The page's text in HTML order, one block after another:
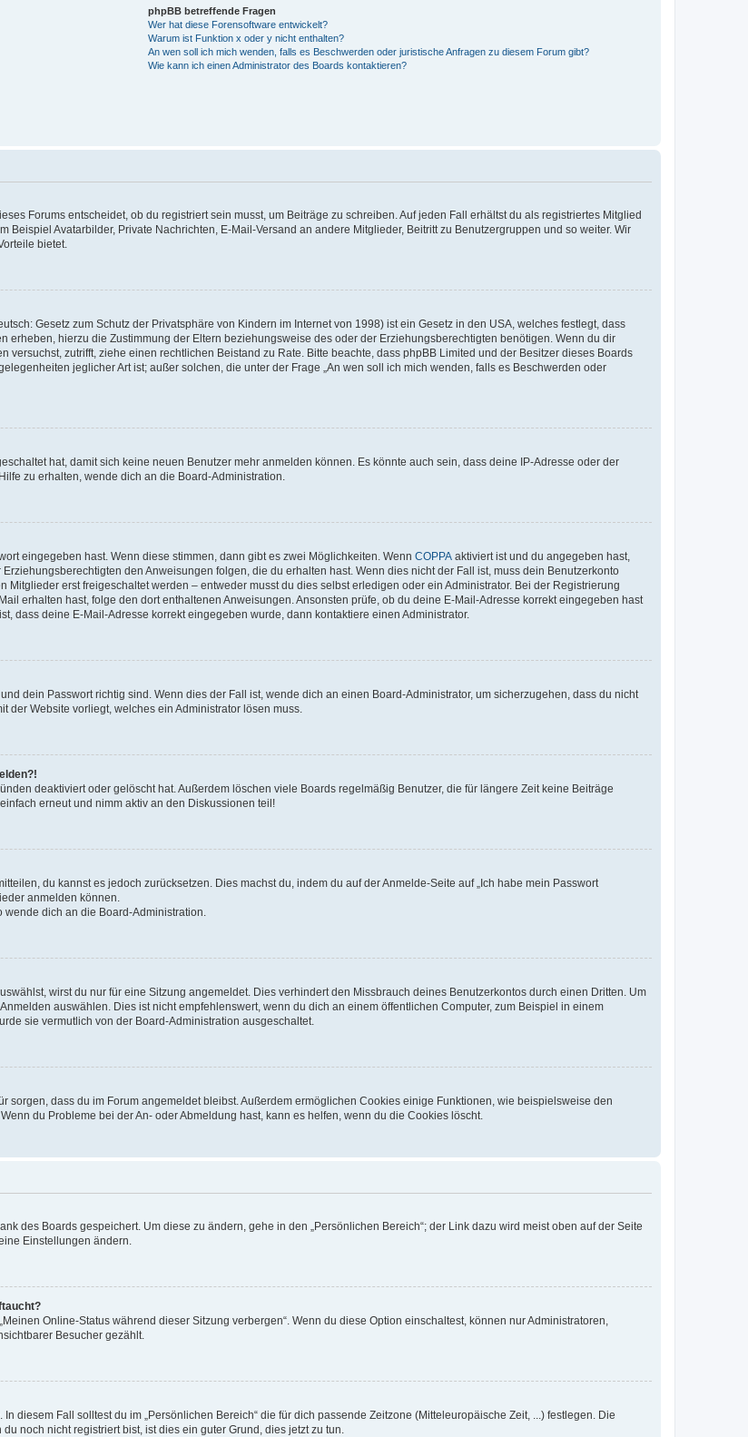
phpBB betreffende Fragen
Wer hat diese Forensoftware entwickelt?
Warum ist Funktion x oder y nicht enthalten?
An wen soll ich mich wenden, falls es Beschwerden oder juristische Anfragen zu diesem Forum gibt?
Wie kann ich einen Administrator des Boards kontaktieren?
Forums entscheidet, ob du registriert sein musst, um Beiträge zu schreiben. Auf jeden Fall erhältst du als registriertes Mitglied
Beispiel Avatarbilder, Private Nachrichten, E-Mail-Versand an andere Mitglieder, Beitritt zu Benutzergruppen und so weiter. Wir
bietet.
Gesetz zum Schutz der Privatsphäre von Kindern im Internet von 1998) ist ein Gesetz in den USA, welches festlegt, dass
hierzu die Zustimmung der Eltern beziehungsweise des oder der Erziehungsberechtigten benötigen. Wenn du dir
zutrifft, ziehe einen rechtlichen Beistand zu Rate. Bitte beachte, dass phpBB Limited und der Besitzer dieses Boards
jeglicher Art ist; außer solchen, die unter der Frage „An wen soll ich mich wenden, falls es Beschwerden oder
hat, damit sich keine neuen Benutzer mehr anmelden können. Es könnte auch sein, dass deine IP-Adresse oder der
zu erhalten, wende dich an die Board-Administration.
eingegeben hast. Wenn diese stimmen, dann gibt es zwei Möglichkeiten. Wenn COPPA aktiviert ist und du angegeben hast,
den Anweisungen folgen, die du erhalten hast. Wenn dies nicht der Fall ist, muss dein Benutzerkonto
erst freigeschaltet werden – entweder musst du dies selbst erledigen oder ein Administrator. Bei der Registrierung
erhalten hast, folge den dort enthaltenen Anweisungen. Ansonsten prüfe, ob du deine E-Mail-Adresse korrekt eingegeben hast
dass deine E-Mail-Adresse korrekt eingegeben wurde, dann kontaktiere einen Administrator.
dein Passwort richtig sind. Wenn dies der Fall ist, wende dich an einen Board-Administrator, um sicherzugehen, dass du nicht
Website vorliegt, welches ein Administrator lösen muss.
deaktiviert oder gelöscht hat. Außerdem löschen viele Boards regelmäßig Benutzer, die für längere Zeit keine Beiträge
erneut und nimm aktiv an den Diskussionen teil!
du kannst es jedoch zurücksetzen. Dies machst du, indem du auf der Anmelde-Seite auf „Ich habe mein Passwort
anmelden können.
dich an die Board-Administration.
wirst du nur für eine Sitzung angemeldet. Dies verhindert den Missbrauch deines Benutzerkontos durch einen Dritten. Um
auswählen. Dies ist nicht empfehlenswert, wenn du dich an einem öffentlichen Computer, zum Beispiel in einem
sie vermutlich von der Board-Administration ausgeschaltet.
sorgen, dass du im Forum angemeldet bleibst. Außerdem ermöglichen Cookies einige Funktionen, wie beispielsweise den
du Probleme bei der An- oder Abmeldung hast, kann es helfen, wenn du die Cookies löscht.
des Boards gespeichert. Um diese zu ändern, gehe in den „Persönlichen Bereich“; der Link dazu wird meist oben auf der Seite
Einstellungen ändern.
Online-Status während dieser Sitzung verbergen“. Wenn du diese Option einschaltest, können nur Administratoren,
Besucher gezählt.
diesem Fall solltest du im „Persönlichen Bereich“ die für dich passende Zeitzone (Mitteleuropäische Zeit, ...) festlegen. Die
noch nicht registriert bist, ist dies ein guter Grund, dies jetzt zu tun.